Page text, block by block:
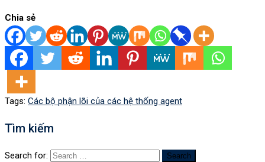
Chia sẻ
Tags: Các bộ phận lõi của các hệ thống agent
Tìm kiếm
Search for: